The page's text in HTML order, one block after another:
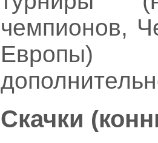
чемпионов,
Скачки